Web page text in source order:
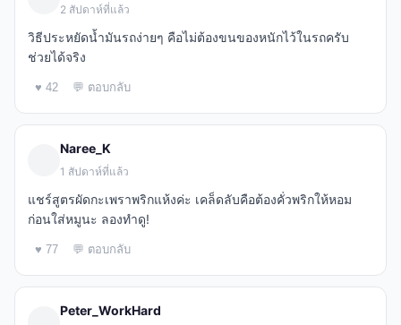
2 สัปดาห์ที่แล้ว
วิธีประหยัดน้ำมันรถง่ายๆ คือไม่ต้องขนของหนักไว้ในรถครับ
ช่วยได้จริง
♥ 42 💬 ตอบกลับ
Naree_K
1 สัปดาห์ที่แล้ว
แชร์สูตรผัดกะเพราพริกแห้งค่ะ เคล็ดลับคือต้องคั่วพริกให้หอม
ก่อนใส่หมูนะ ลองทำดู!
♥ 77 💬 ตอบกลับ
Peter_WorkHard